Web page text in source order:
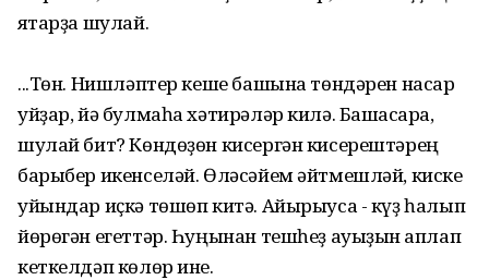
яҡтарҙа шулай.
...Төн. Нишләптер кеше башына төндәрен насар
уйҙар, йә булмаһа хәтирәләр килә. Башҡасараҡ,
шулай бит? Көндөҙөн кисергән кисерештәрең
барыбер икенселәй. Өләсәйем әйтмешләй, киске
уйындар иҫкә төшөп китә. Айырыуса - күҙ һалып
йөрөгән егеттәр. Һуңынан тешһеҙ ауыҙын ҡаплап
кеткелдәп көлөр ине.